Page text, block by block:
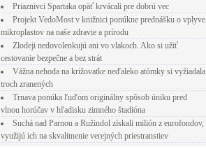
Priaznivci Spartaka opäť krvácali pre dobrú vec
Projekt VedoMost v knižnici ponúkne prednášku o vplyve
mikroplastov na naše zdravie a prírodu
Zlodeji nedovolenkujú ani vo vlakoch. Ako si užiť
cestovanie bezpečne a bez strát
Vážna nehoda na križovatke neďaleko atómky si vyžiadala
troch zranených
Trnava ponúka ľuďom originálny spôsob úniku pred
vlnou horúčav v hľadisku zimného štadióna
Suchá nad Parnou a Ružindol získali milión z eurofondov,
využijú ich na skvalitnenie verejných priestranstiev